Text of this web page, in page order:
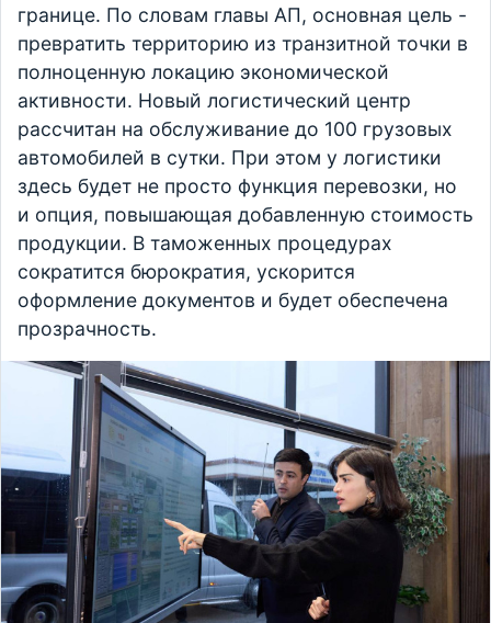
границе. По словам главы АП, основная цель -
превратить территорию из транзитной точки в
полноценную локацию экономической
активности. Новый логистический центр
рассчитан на обслуживание до 100 грузовых
автомобилей в сутки. При этом у логистики
здесь будет не просто функция перевозки, но
и опция, повышающая добавленную стоимость
продукции. В таможенных процедурах
сократится бюрократия, ускорится
оформление документов и будет обеспечена
прозрачность.